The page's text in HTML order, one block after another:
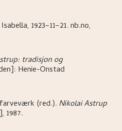
1923–11–21. nb.no,
tradisjon og
Henie-Onstad
(red.). Nikolai Astrup
1987.